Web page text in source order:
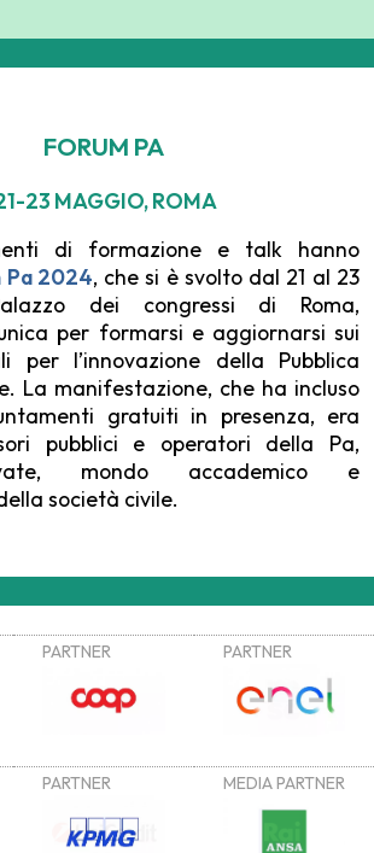
FORUM PA
23 MAGGIO, ROMA
di formazione e talk hanno
Pa 2024, che si è svolto dal 21 al 23
dei congressi di Roma,
per formarsi e aggiornarsi sui
per l’innovazione della Pubblica
La manifestazione, che ha incluso
gratuiti in presenza, era
pubblici e operatori della Pa,
mondo accademico e
società civile.